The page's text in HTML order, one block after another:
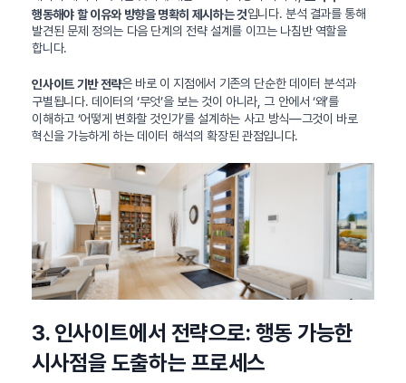
행동해야 할 이유와 방향을 명확히 제시하는 것입니다. 분석 결과를 통해
발견된 문제 정의는 다음 단계의 전략 설계를 이끄는 나침반 역할을
합니다.
인사이트 기반 전략은 바로 이 지점에서 기존의 단순한 데이터 분석과
구별됩니다. 데이터의 ‘무엇’을 보는 것이 아니라, 그 안에서 ‘왜’를
이해하고 ‘어떻게 변화할 것인가’를 설계하는 사고 방식—그것이 바로
혁신을 가능하게 하는 데이터 해석의 확장된 관점입니다.
3. 인사이트에서 전략으로: 행동 가능한
시사점을 도출하는 프로세스